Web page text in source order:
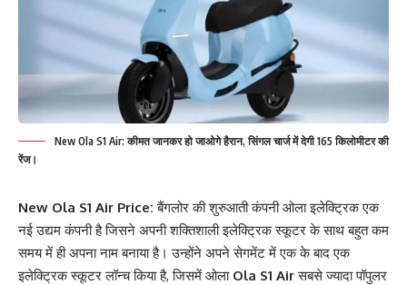
New Ola S1 Air: कीमत जानकर हो जाओगे हैरान, सिंगल चार्ज में देगी 165 किलोमीटर की
रेंज।
New Ola S1 Air Price: बैंगलोर की शुरुआती कंपनी ओला इलेक्ट्रिक एक
नई उद्यम कंपनी है जिसने अपनी शक्तिशाली इलेक्ट्रिक स्कूटर के साथ बहुत कम
समय में ही अपना नाम बनाया है। उन्होंने अपने सेगमेंट में एक के बाद एक
इलेक्ट्रिक स्कूटर लॉन्च किया है, जिसमें ओला Ola S1 Airसबसे ज्यादा पॉपुलर